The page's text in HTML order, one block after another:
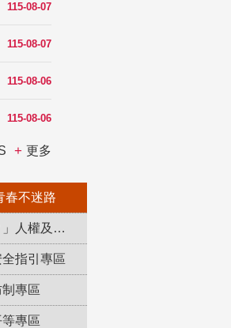
115-08-07
115-08-07
115-08-06
115-08-06
更多
春不迷路
「補課了沒？」人權及轉型正義教育專區
指引專區
專區
專區